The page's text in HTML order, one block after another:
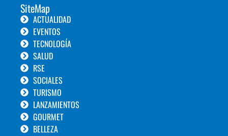
SiteMap
ACTUALIDAD
EVENTOS
TECNOLOGÍA
SALUD
RSE
SOCIALES
TURISMO
LANZAMIENTOS
GOURMET
BELLEZA